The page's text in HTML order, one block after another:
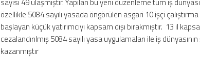
sayısı 49 ulaşmıştır. Yapılan bu yeni düzenleme tüm iş
özellikle 5084 sayılı yasada öngörülen asgari 10 işçi
başlayan küçük yatırımcıyı kapsam dışı bırakmıştır. 13 il
cezalandırılmış 5084 sayılı yasa uygulamaları ile iş
kazanmıştır